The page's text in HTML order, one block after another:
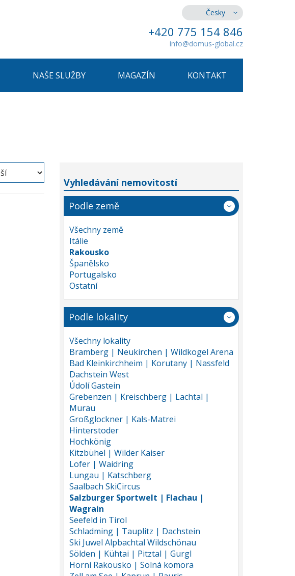
Česky
+420 775 154 846
info@domus-global.cz
NAŠE SLUŽBY MAGAZÍN KONTAKT
Vyhledávání nemovitostí
Podle země
Všechny země
Itálie
Rakousko
Španělsko
Portugalsko
Ostatní
Podle lokality
Všechny lokality
Bramberg | Neukirchen | Wildkogel Arena
Bad Kleinkirchheim | Korutany | Nassfeld
Dachstein West
Údolí Gastein
Grebenzen | Kreischberg | Lachtal |
Murau
Großglockner | Kals-Matrei
Hinterstoder
Hochkönig
Kitzbühel | Wilder Kaiser
Lofer | Waidring
Lungau | Katschberg
Saalbach SkiCircus
Salzburger Sportwelt | Flachau |
Wagrain
Seefeld in Tirol
Schladming | Tauplitz | Dachstein
Ski Juwel Alpbachtal Wildschönau
Sölden | Kühtai | Pitztal | Gurgl
Horní Rakousko | Solná komora